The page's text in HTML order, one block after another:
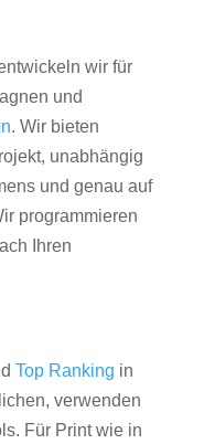
wir für
und
. Wir bieten
unabhängig
und genau auf
programmieren
Ihren
Top Ranking in
verwenden
Für Print wie in